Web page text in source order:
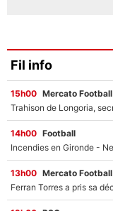
Fil info
15h00 Mercato Football
14h00 Football
13h00 Mercato Football